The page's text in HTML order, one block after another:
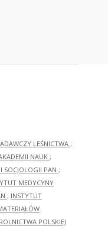
LEŚNICTWA ;
NAUK ;
SOCJOLOGII PAN ;
MEDYCYNY
; INSTYTUT
POLSKIEJ